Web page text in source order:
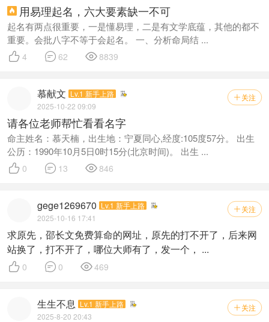
 用易理起名，六大要素缺一不可
起名有两点很重要，一是懂易理，二是有文学底蕴，其他的都不
重要。会批八字不等于会起名。 一、分析命局结 ...
 4  62  8839
 关注
慕献文 Lv.1 新手上路
2025-10-22 09:09
请各位老师帮忙看看名字
命主姓名：慕天楠，出生地：宁夏同心,经度:105度57分。 出生
公历：1990年10月5日0时15分(北京时间)。 出生 ...
 0  13  846
 关注
gege1269670 Lv.1 新手上路
2025-10-16 17:41
求原先，邵长文免费算命的网址，原先的打不开了，后来网
站换了，打不开了，哪位大师有了，发一个， ...
 0  0 469
 关注
生生不息 Lv.1 新手上路
2025-8-20 20:43